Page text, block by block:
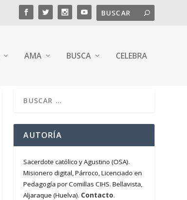
AMA BUSCA CELEBRA
AUTORÍA
Sacerdote católico y Agustino (OSA).
Misionero digital, Párroco, Licenciado en
Pedagogía por Comillas CIHS. Bellavista,
Aljaraque (Huelva). Contacto.